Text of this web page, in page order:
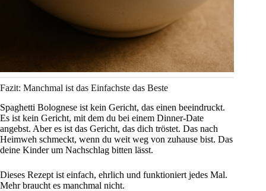
Fazit: Manchmal ist das Einfachste das Beste
Spaghetti Bolognese ist kein Gericht, das einen beeindruckt.
Es ist kein Gericht, mit dem du bei einem Dinner-Date
angebst. Aber es ist das Gericht, das dich tröstet. Das nach
Heimweh schmeckt, wenn du weit weg von zuhause bist. Das
deine Kinder um Nachschlag bitten lässt.
Dieses Rezept ist einfach, ehrlich und funktioniert jedes Mal.
Mehr braucht es manchmal nicht.